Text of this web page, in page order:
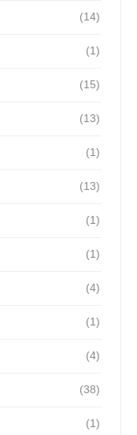
(14)
(1)
(15)
(13)
(1)
(13)
(1)
(1)
(4)
(1)
(4)
(38)
(1)